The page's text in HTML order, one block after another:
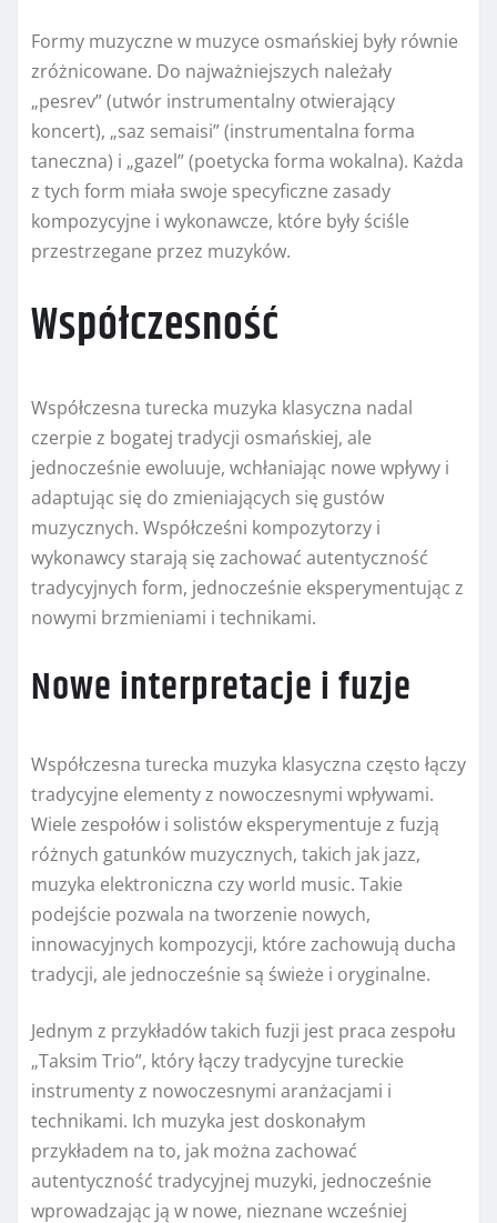
Formy muzyczne w muzyce osmańskiej były równie
zróżnicowane. Do najważniejszych należały
„pesrev” (utwór instrumentalny otwierający
koncert), „saz semaisi” (instrumentalna forma
taneczna) i „gazel” (poetycka forma wokalna). Każda
z tych form miała swoje specyficzne zasady
kompozycyjne i wykonawcze, które były ściśle
przestrzegane przez muzyków.
Współczesność
Współczesna turecka muzyka klasyczna nadal
czerpie z bogatej tradycji osmańskiej, ale
jednocześnie ewoluuje, wchłaniając nowe wpływy i
adaptując się do zmieniających się gustów
muzycznych. Współcześni kompozytorzy i
wykonawcy starają się zachować autentyczność
tradycyjnych form, jednocześnie eksperymentując z
nowymi brzmieniami i technikami.
Nowe interpretacje i fuzje
Współczesna turecka muzyka klasyczna często łączy
tradycyjne elementy z nowoczesnymi wpływami.
Wiele zespołów i solistów eksperymentuje z fuzją
różnych gatunków muzycznych, takich jak jazz,
muzyka elektroniczna czy world music. Takie
podejście pozwala na tworzenie nowych,
innowacyjnych kompozycji, które zachowują ducha
tradycji, ale jednocześnie są świeże i oryginalne.
Jednym z przykładów takich fuzji jest praca zespołu
„Taksim Trio”, który łączy tradycyjne tureckie
instrumenty z nowoczesnymi aranżacjami i
technikami. Ich muzyka jest doskonałym
przykładem na to, jak można zachować
autentyczność tradycyjnej muzyki, jednocześnie
wprowadzając ją w nowe, nieznane wcześniej